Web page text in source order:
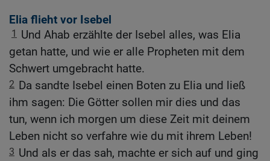
Elia flieht vor Isebel
1
Und Ahab erzählte der Isebel alles, was Elia
getan hatte, und wie er alle Propheten mit dem
Schwert umgebracht hatte.
2 Da sandte Isebel einen Boten zu Elia und ließ
ihm sagen: Die Götter sollen mir dies und das
tun, wenn ich morgen um diese Zeit mit deinem
Leben nicht so verfahre wie du mit ihrem Leben!
3 Und als er das sah, machte er sich auf und ging